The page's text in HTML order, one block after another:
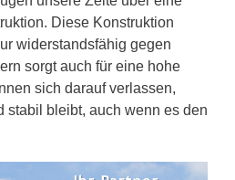
Diese Konstruktion
widerstandsfähig gegen
sorgt auch für eine hohe
sich darauf verlassen,
stabil bleibt, auch wenn es den